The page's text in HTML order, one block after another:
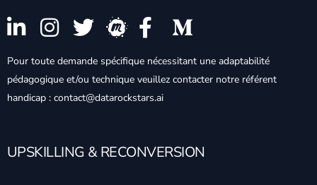
Pour toute demande spécifique nécessitant une adaptabilité
pédagogique et/ou technique veuillez contacter notre référent
handicap : contact@datarockstars.ai
UPSKILLING & RECONVERSION